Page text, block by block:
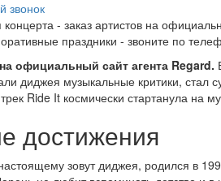
звонок
- заказ артистов на
праздники - звоните по
официальный сайт агента Regard.
диджея музыкальные критики, стал
Ride It космически стартанула на
достижения
зовут диджея, родился в